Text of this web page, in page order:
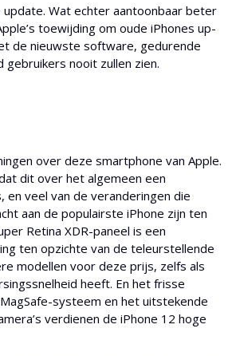
Wat echter aantoonbaar beter
toewijding om oude iPhones up-
de nieuwste software, gedurende
gebruikers nooit zullen zien.
over deze smartphone van Apple.
dit over het algemeen een
en veel van de veranderingen die
aan de populairste iPhone zijn ten
Retina XDR-paneel is een
ten opzichte van de teleurstellende
modellen voor deze prijs, zelfs als
heeft. En het frisse
systeem en het uitstekende
verdienen de iPhone 12 hoge